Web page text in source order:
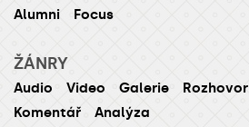
Alumni
Focus
ŽÁNRY
Audio Video Galerie Rozhovor
Komentář
Analýza